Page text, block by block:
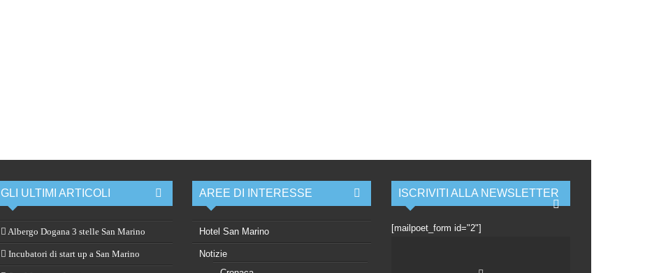
GLI ULTIMI ARTICOLI
Albergo Dogana 3 stelle San Marino
Incubatori di start up a San Marino
AREE DI INTERESSE
Hotel San Marino
Notizie
ISCRIVITI ALLA NEWSLETTER
[mailpoet_form id="2"]